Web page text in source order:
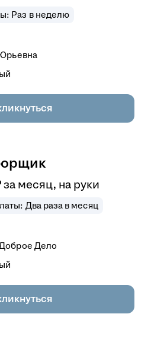
Раз в неделю
за месяц, на руки
Два раза в месяц
Дело